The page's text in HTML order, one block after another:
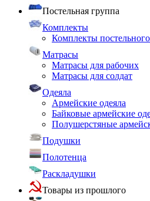
Постельная группа
Комплекты
Комплекты
Матрасы
Матрасы для рабочих
Матрасы для солдат
Одеяла
Армейские одеяла
Байковые армейские
Полушерстяные
Подушки
Полотенца
Раскладушки
Товары из прошлого